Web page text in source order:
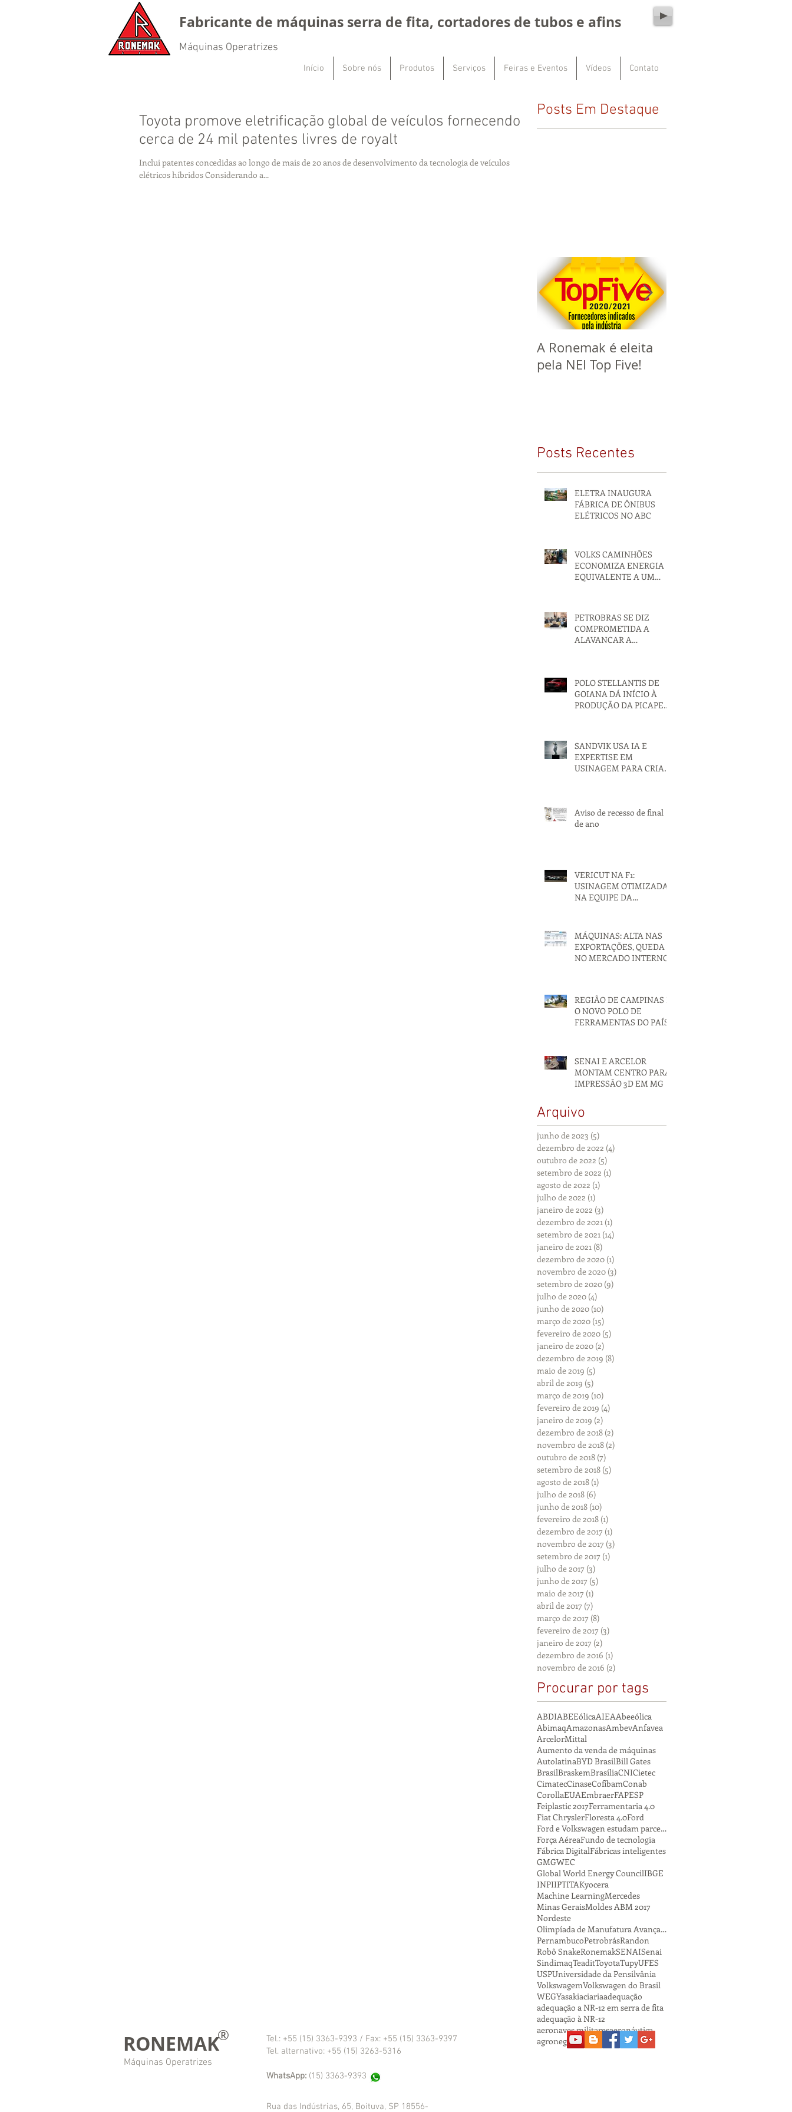
Fabricante de máquinas serra de fita, cortadores de tubos e afins
Máquinas Operatrizes
Início Sobre nós Produtos Serviços Feiras e Eventos Vídeos Contato
Toyota promove eletrificação global de veículos fornecendo
cerca de 24 mil patentes livres de royalt
Inclui patentes concedidas ao longo de mais de 20 anos de desenvolvimento da tecnologia de veículos
elétricos híbridos Considerando a...
Posts Em Destaque
A Ronemak é eleita
pela NEI Top Five!
Posts Recentes
ELETRA INAUGURA
FÁBRICA DE ÔNIBUS
ELÉTRICOS NO ABC
VOLKS CAMINHÕES
ECONOMIZA ENERGIA
EQUIVALENTE A UM
PETROBRAS SE DIZ
COMPROMETIDA A
ALAVANCAR A
POLO STELLANTIS DE
GOIANA DÁ INÍCIO À
PRODUÇÃO DA PICAPE
SANDVIK USA IA E
EXPERTISE EM
USINAGEM PARA CRIAR
Aviso de recesso de final
de ano
VERICUT NA F1:
USINAGEM OTIMIZADA
NA EQUIPE DA
MÁQUINAS: ALTA NAS
EXPORTAÇÕES, QUEDA
NO MERCADO INTERNO
REGIÃO DE CAMPINAS É
O NOVO POLO DE
FERRAMENTAS DO PAÍS
SENAI E ARCELOR
MONTAM CENTRO PARA
IMPRESSÃO 3D EM MG
Arquivo
junho de 2023 (5)
dezembro de 2022 (4)
outubro de 2022 (5)
setembro de 2022 (1)
agosto de 2022 (1)
julho de 2022 (1)
janeiro de 2022 (3)
dezembro de 2021 (1)
setembro de 2021 (14)
janeiro de 2021 (8)
dezembro de 2020 (1)
novembro de 2020 (3)
setembro de 2020 (9)
julho de 2020 (4)
junho de 2020 (10)
março de 2020 (15)
fevereiro de 2020 (5)
janeiro de 2020 (2)
dezembro de 2019 (8)
maio de 2019 (5)
abril de 2019 (5)
março de 2019 (10)
fevereiro de 2019 (4)
janeiro de 2019 (2)
dezembro de 2018 (2)
novembro de 2018 (2)
outubro de 2018 (7)
setembro de 2018 (5)
agosto de 2018 (1)
julho de 2018 (6)
junho de 2018 (10)
fevereiro de 2018 (1)
dezembro de 2017 (1)
novembro de 2017 (3)
setembro de 2017 (1)
julho de 2017 (3)
junho de 2017 (5)
maio de 2017 (1)
abril de 2017 (7)
março de 2017 (8)
fevereiro de 2017 (3)
janeiro de 2017 (2)
dezembro de 2016 (1)
novembro de 2016 (2)
Procurar por tags
ABDIABEEólicaAIEAAbeeólica
AbimaqAmazonasAmbevAnfavea
ArcelorMittal
Aumento da venda de máquinas
AutolatinaBYD BrasilBill Gates
BrasilBraskemBrasíliaCNICietec
CimatecCinaseCofibamConab
CorollaEUAEmbraerFAPESP
Feiplastic 2017Ferramentaria 4.0
Fiat ChryslerFloresta 4.0Ford
Ford e Volkswagen estudam parceria
Força AéreaFundo de tecnologia
Fábrica DigitalFábricas inteligentes
GMGWEC
Global World Energy CouncilIBGE
INPIIPTITAKyocera
Machine LearningMercedes
Minas GeraisMoldes ABM 2017
Nordeste
Olimpíada de Manufatura Avançada
PernambucoPetrobrásRandon
Robô SnakeRonemakSENAISenai
SindimaqTeaditToyotaTupyUFES
USPUniversidade da Pensilvânia
VolkswagemVolkswagen do Brasil
WEGYasakiaciariaadequação
adequação a NR-12 em serra de fita
adequação à NR-12
aeronaves militaresaeronáutica
agronegócio
RONEMAK®
Máquinas Operatrizes
Tel.: +55 (15) 3363-9393 / Fax: +55 (15) 3363-9397
Tel. alternativo: +55 (15) 3263-5316
WhatsApp: (15) 3363-9393
Rua das Indústrias, 65, Boituva, SP 18556-